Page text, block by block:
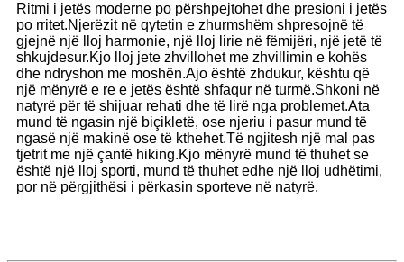
Ritmi i jetës moderne po përshpejtohet dhe presioni i jetës
po rritet.Njerëzit në qytetin e zhurmshëm shpresojnë të
gjejnë një lloj harmonie, një lloj lirie në fëmijëri, një jetë të
shkujdesur.Kjo lloj jete zhvillohet me zhvillimin e kohës
dhe ndryshon me moshën.Ajo është zhdukur, kështu që
një mënyrë e re e jetës është shfaqur në turmë.Shkoni në
natyrë për të shijuar rehati dhe të lirë nga problemet.Ata
mund të ngasin një biçikletë, ose njeriu i pasur mund të
ngasë një makinë ose të kthehet.Të ngjitesh një mal pas
tjetrit me një çantë hiking.Kjo mënyrë mund të thuhet se
është një lloj sporti, mund të thuhet edhe një lloj udhëtimi,
por në përgjithësi i përkasin sporteve në natyrë.